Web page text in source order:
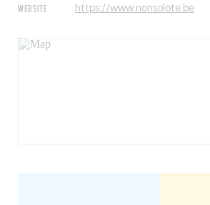
WEBSITE https://www.nonsolote.be